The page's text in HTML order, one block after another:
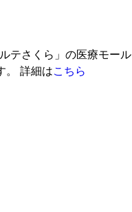
テさくら」の医療モール
。 詳細はこちら